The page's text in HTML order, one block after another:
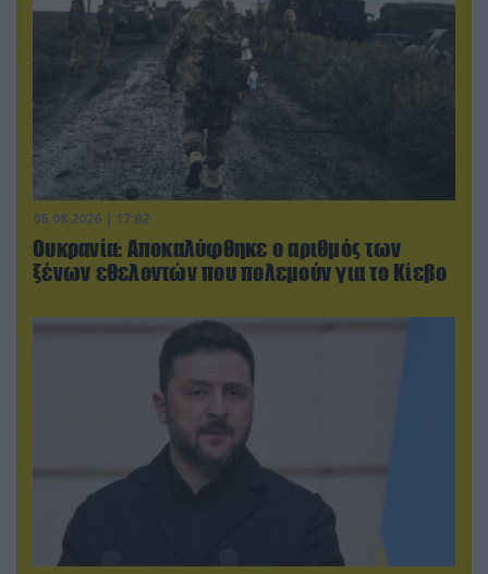
06.08.2026 | 17:02
Ουκρανία: Αποκαλύφθηκε ο αριθμός των
ξένων εθελοντών που πολεμούν για το Κίεβο